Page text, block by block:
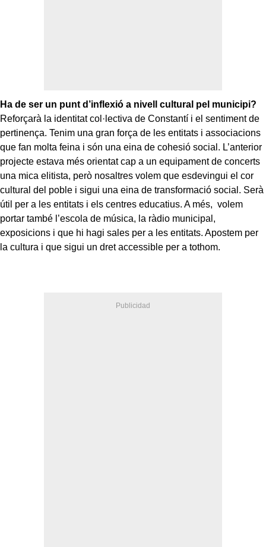
Ha de ser un punt d’inflexió a nivell cultural pel municipi?
Reforçarà la identitat col·lectiva de Constantí i el sentiment de
pertinença. Tenim una gran força de les entitats i associacions
que fan molta feina i són una eina de cohesió social. L’anterior
projecte estava més orientat cap a un equipament de concerts
una mica elitista, però nosaltres volem que esdevingui el cor
cultural del poble i sigui una eina de transformació social. Serà
útil per a les entitats i els centres educatius. A més, volem
portar també l’escola de música, la ràdio municipal,
exposicions i que hi hagi sales per a les entitats. Apostem per
la cultura i que sigui un dret accessible per a tothom.